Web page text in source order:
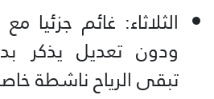
الثلاثاء: غائم جزئيا
ودون تعديل يذكر
تبقى الرياح ناشطة